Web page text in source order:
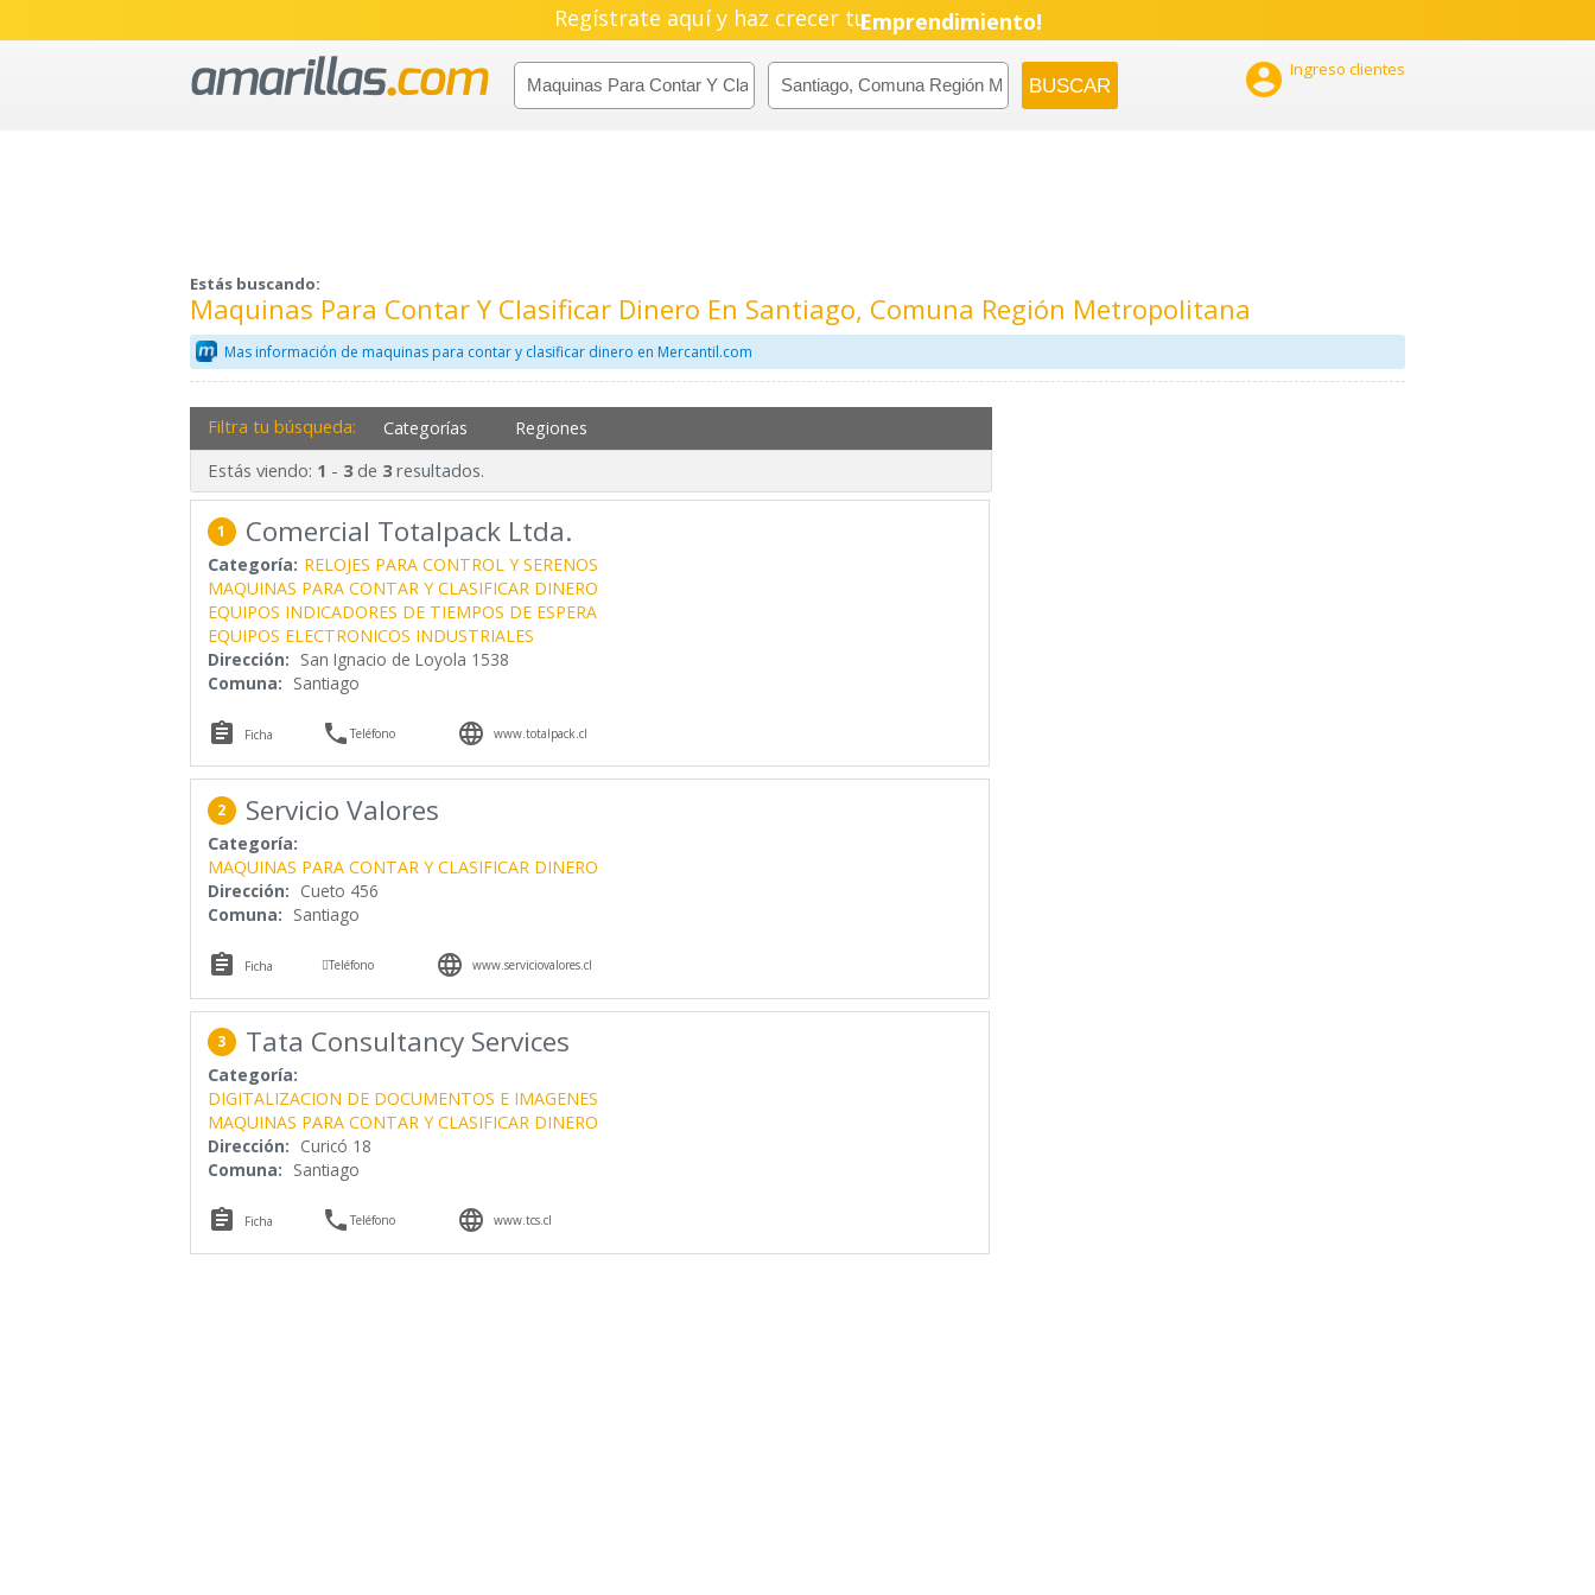
Regístrate aquí y haz crecer tuEmprendimiento!
 Ingreso clientes
Estás buscando:
Maquinas Para Contar Y Clasificar Dinero En Santiago, Comuna Región Metropolitana
Mas información de maquinas para contar y clasificar dinero en Mercantil.com
Filtra tu búsqueda: Categorías Regiones
Estás viendo: 1 - 3de 3resultados.
1 Comercial Totalpack Ltda.
Categoría: RELOJES PARA CONTROL Y SERENOS
MAQUINAS PARA CONTAR Y CLASIFICAR DINERO
EQUIPOS INDICADORES DE TIEMPOS DE ESPERA
EQUIPOS ELECTRONICOS INDUSTRIALES
Dirección: San Ignacio de Loyola 1538
Comuna: Santiago
 Ficha Teléfono  www.totalpack.cl
2 Servicio Valores
Categoría:
MAQUINAS PARA CONTAR Y CLASIFICAR DINERO
Dirección: Cueto 456
Comuna: Santiago
 Ficha Teléfono  www.serviciovalores.cl
3 Tata Consultancy Services
Categoría:
DIGITALIZACION DE DOCUMENTOS E IMAGENES
MAQUINAS PARA CONTAR Y CLASIFICAR DINERO
Dirección: Curicó 18
Comuna: Santiago
 Ficha Teléfono  www.tcs.cl